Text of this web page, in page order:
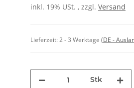
inkl. 19% USt. , zzgl. Versand
Lieferzeit:2 - 3 Werktage (DE -
Stk